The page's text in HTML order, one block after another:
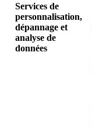
Services de
personnalisation,
dépannage et
analyse de
données